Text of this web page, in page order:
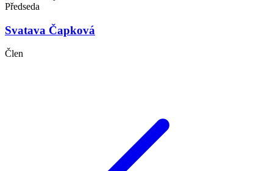
Předseda
Svatava Čapková
Člen